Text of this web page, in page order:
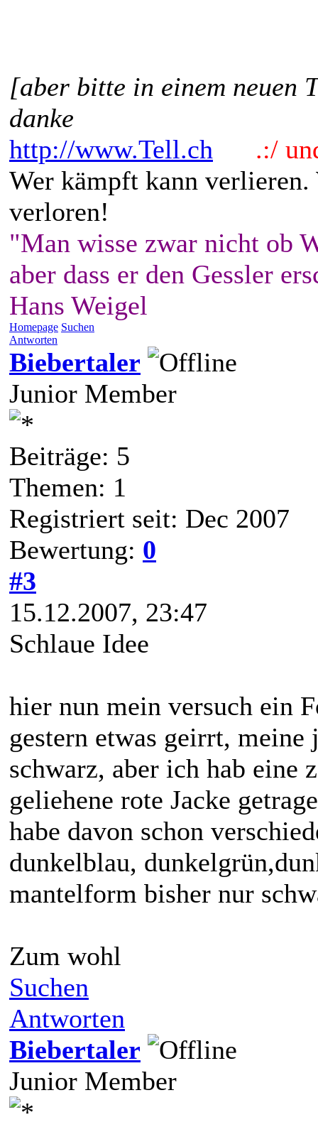
[aber bitte in einem neuen
danke
http://www.Tell.ch
.:/
Wer kämpft kann
verloren!
"Man wisse zwar nicht ob
aber dass er den Gessler
Hans Weigel
Homepage Suchen
Antworten
Biebertaler
Junior Member
Beiträge: 5
Themen: 1
Registriert seit: Dec 2007
Bewertung: 0
#3
15.12.2007, 23:47
Schlaue Idee
hier nun mein versuch ein
gestern etwas geirrt,
schwarz, aber ich hab eine
geliehene rote Jacke
habe davon schon
dunkelblau,
mantelform bisher nur
Zum wohl
Suchen
Antworten
Biebertaler
Junior Member